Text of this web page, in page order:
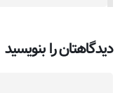
دیدگاهتان را بنویسید